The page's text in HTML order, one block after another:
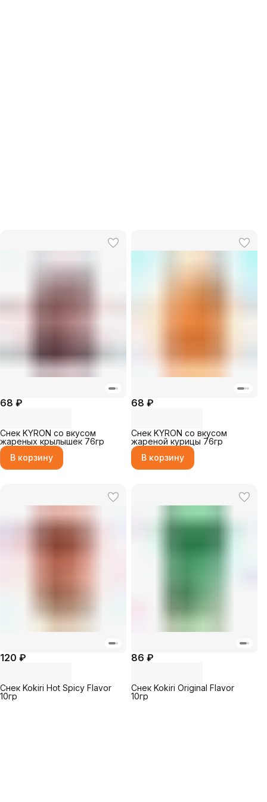
68 ₽
Снек KYRON со вкусом
жареных крылышек 76гр
В корзину
68 ₽
Снек KYRON со вкусом
жареной курицы 76гр
В корзину
120 ₽
Снек Kokiri Hot Spicy Flavor
10гр
86 ₽
Снек Kokiri Original Flavor
10гр